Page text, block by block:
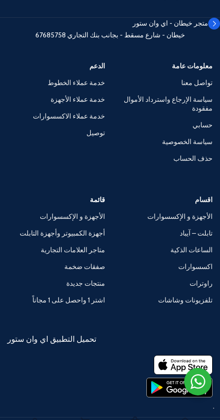
متجر خيطان - اي وان ستور
خيطان - شارع مسقط - بجانب بنك التجاري 67685758
معلومات عامة
تواصل معنا
سياسة الإرجاع واسترداد الأموال
مفقودة
حسابي
سياسة الخصوصية
حذف الحساب
الدعم
خدمة عملاء الخطوط
خدمة عملاء الأجهزة
خدمة عملاء الاكسسوارات
توصيل
اقسام
الأجهزة و الإكسسوارات
تابلت – آيباد
الساعات الذكية
اكسسوارات
راوترات
تلفزيونات وشاشات
قائمة
الأجهزة و الإكسسوارات
أجهزة الكمبيوتر وأجهزة التابلت
متاجر العلامات التجارية
صفقات ضخمة
منتجات جديدة
اشتر 1 واحصل على 1 مجاناً
تحميل التطبيق اي وان ستور